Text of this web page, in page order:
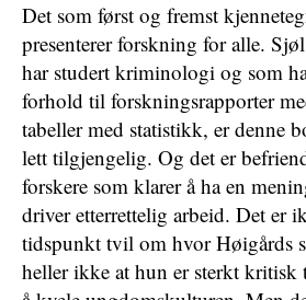
Det som først og fremst
presenterer forskning for alle.
har studert kriminologi og som
forhold til forskningsrapporter
tabeller med statistikk, er denne
lett tilgjengelig. Og det er
forskere som klarer å ha en
driver etterrettelig arbeid. Det er
tidspunkt tvil om hvor Høigårds
heller ikke at hun er sterkt kritisk